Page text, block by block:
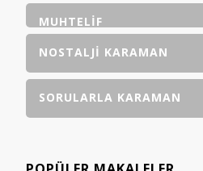
MUHTELIF
NOSTALJI KARAMAN
SORULARLA KARAMAN